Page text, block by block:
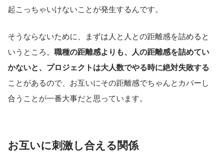
起こっちゃいけないことが発生するんです。
そうならないために、まずは人と人との距離感を詰めると
いうところ。 職種の距離感よりも、人の距離感を詰めてい
かないと、プロジェクトは大人数でやる時に絶対失敗する
ことがあるので、お互いにその距離感でちゃんとカバーし
合うことが一番大事だと思っています。
お互いに刺激し合える関係